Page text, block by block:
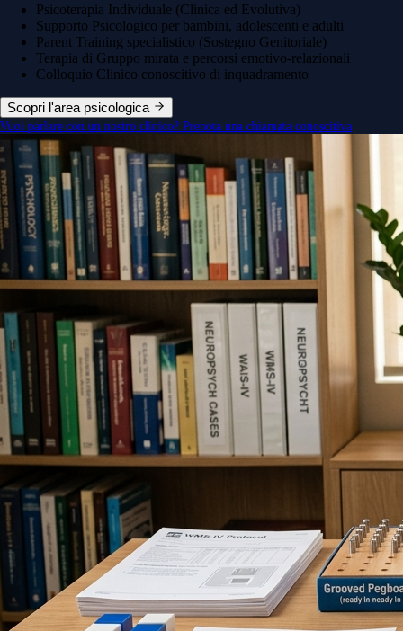
Psicoterapia Individuale (Clinica ed Evolutiva)
Supporto Psicologico per bambini, adolescenti e adulti
Parent Training specialistico (Sostegno Genitoriale)
Terapia di Gruppo mirata e percorsi emotivo-relazionali
Colloquio Clinico conoscitivo di inquadramento
Scopri l'area psicologica
Vuoi parlare con un nostro clinico? Prenota una chiamata conoscitiva